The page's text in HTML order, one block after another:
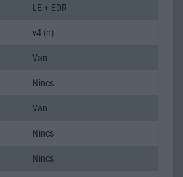
LE + EDR
v4 (n)
Van
Nincs
Van
Nincs
Nincs